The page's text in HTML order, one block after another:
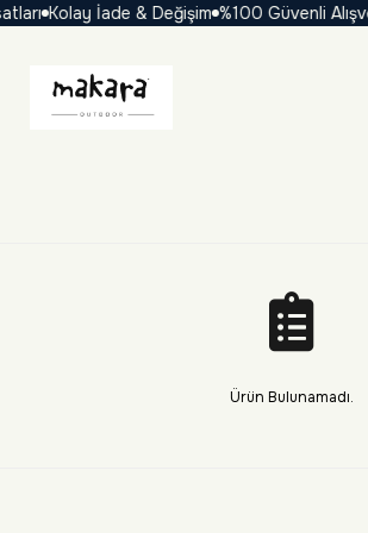
Kolay İade & Değişim %100 Güvenli Alışveriş
Ürün Bulunamadı.